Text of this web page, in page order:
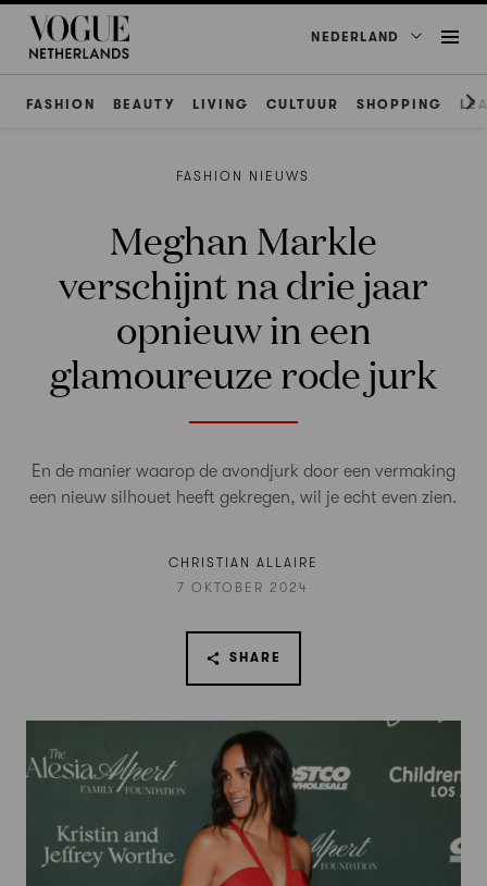
NEDERLAND
FASHION BEAUTY LIVING CULTUUR SHOPPING
FASHION NIEUWS
Meghan Markle
verschijnt na drie jaar
opnieuw in een
glamoureuze rode jurk
En de manier waarop de avondjurk door een vermaking
een nieuw silhouet heeft gekregen, wil je echt even zien.
CHRISTIAN ALLAIRE
7 OKTOBER 2024
SHARE